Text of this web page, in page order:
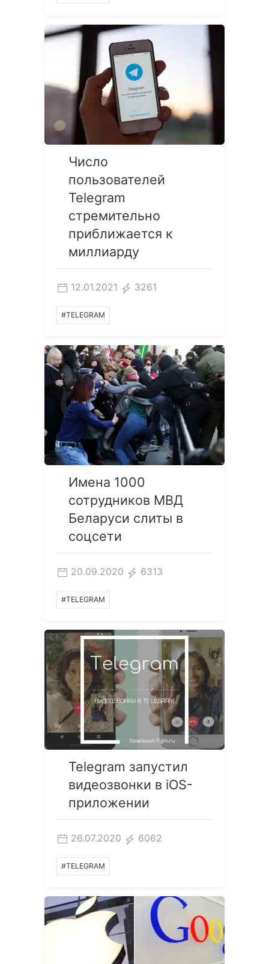
Число
пользователей
Telegram
стремительно
приближается к
миллиарду
12.01.2021 3261
#TELEGRAM
Имена 1000
сотрудников МВД
Беларуси слиты в
соцсети
20.09.2020 6313
#TELEGRAM
Telegram запустил
видеозвонки в iOS-
приложении
26.07.2020 6062
#TELEGRAM